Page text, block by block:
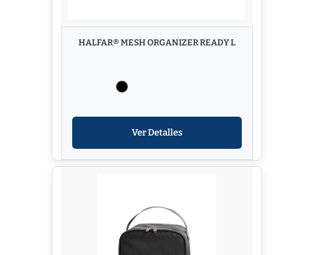
HALFAR® MESH ORGANIZER READY L
Ver Detalles